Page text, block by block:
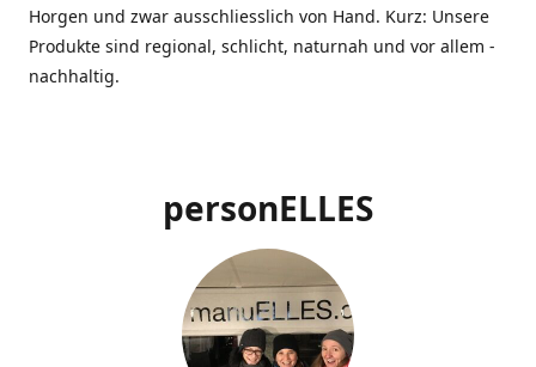
Horgen und zwar ausschliesslich von Hand. Kurz: Unsere
Produkte sind regional, schlicht, naturnah und vor allem -
nachhaltig.
personELLES